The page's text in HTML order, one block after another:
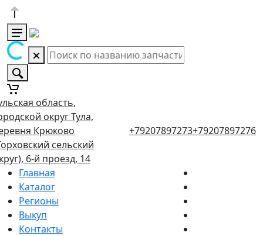
область,
округ Тула,
Крюково
сельский
6-й проезд, 14
+79207897273+79207897276
Главная
Каталог
Регионы
Выкуп
Контакты